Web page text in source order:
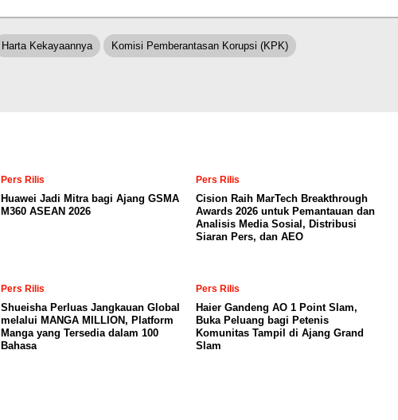
Harta Kekayaannya Komisi Pemberantasan Korupsi (KPK)
Pers Rilis
Huawei Jadi Mitra bagi Ajang GSMA
M360 ASEAN 2026
Pers Rilis
Cision Raih MarTech Breakthrough
Awards 2026 untuk Pemantauan dan
Analisis Media Sosial, Distribusi
Siaran Pers, dan AEO
Pers Rilis
Shueisha Perluas Jangkauan Global
melalui MANGA MILLION, Platform
Manga yang Tersedia dalam 100
Bahasa
Pers Rilis
Haier Gandeng AO 1 Point Slam,
Buka Peluang bagi Petenis
Komunitas Tampil di Ajang Grand
Slam